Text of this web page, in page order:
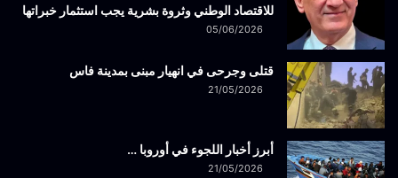
للاقتصاد الوطني وثروة بشرية يجب استثمار خبراتها
05/06/2026
قتلى وجرحى في انهيار مبنى بمدينة فاس
21/05/2026
أبرز أخبار اللجوء في أوروبا …
21/05/2026